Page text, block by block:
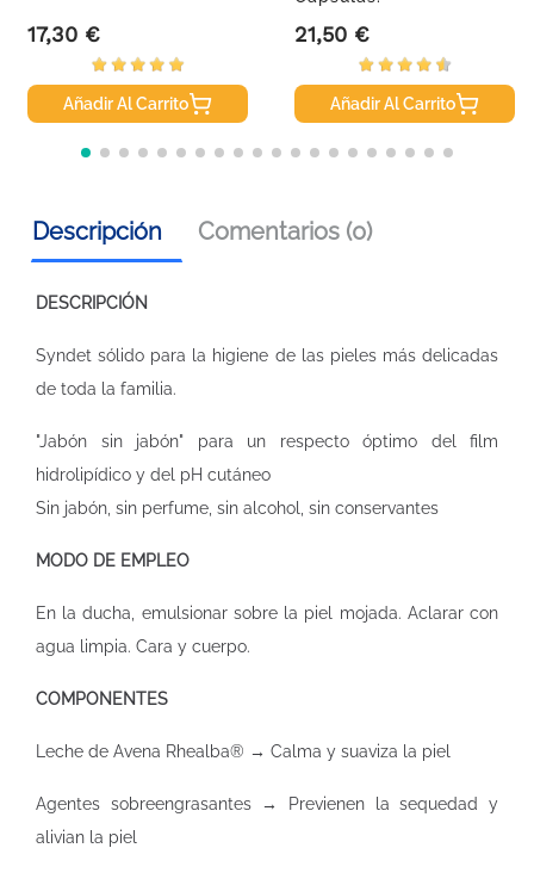
Precio
17,30 €
Añadir Al Carrito
Precio
21,50 €
Añadir Al Carrito
Descripción Comentarios (0)
DESCRIPCIÓN
Syndet sólido para la higiene de las pieles más delicadas
de toda la familia.
"Jabón sin jabón" para un respecto óptimo del film
hidrolipídico y del pH cutáneo
Sin jabón, sin perfume, sin alcohol, sin conservantes
MODO DE EMPLEO
En la ducha, emulsionar sobre la piel mojada. Aclarar con
agua limpia. Cara y cuerpo.
COMPONENTES
Leche de Avena Rhealba® → Calma y suaviza la piel
Agentes sobreengrasantes → Previenen la sequedad y
alivian la piel